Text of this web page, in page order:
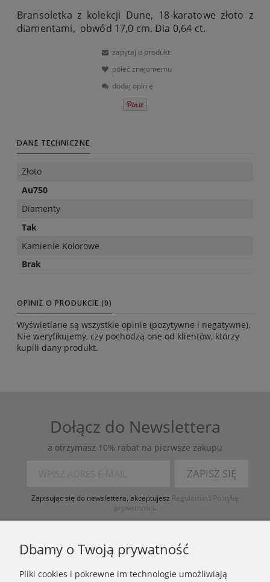
Bransoletka z kolekcji Dune, 18-karatowe złoto z
diamentami, obwód 17,0 cm. Dia 0,64 ct.
zapytaj o produkt
poleć znajomemu
dodaj opinię
DANE TECHNICZNE
Złoto
Au750
Diamenty
Tak
Kamienie Kolorowe
Brak
OPINIE O PRODUKCIE (0)
Wyświetlane są wszystkie opinie (pozytywne i negatywne).
Nie weryfikujemy, czy pochodzą one od klientów, którzy
kupili dany produkt.
Dołącz do Newslettera
a otrzymasz 10% rabat na pierwsze zakupu
ZAPISZ SIĘ
Zapisując się do newslettera, akceptujesz Regulamin i Politykę
prywatności.
Dbamy o Twoją prywatność
Pliki cookies i pokrewne im technologie umożliwiają